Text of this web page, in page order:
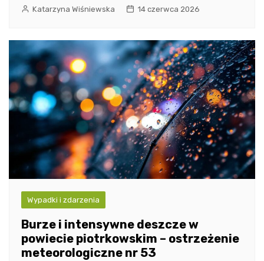
Katarzyna Wiśniewska 14 czerwca 2026
Wypadki i zdarzenia
Burze i intensywne deszcze w
powiecie piotrkowskim – ostrzeżenie
meteorologiczne nr 53